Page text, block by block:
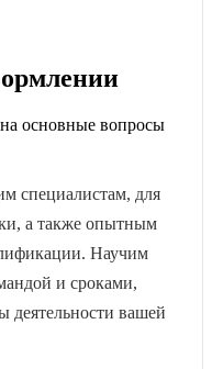
основные вопросы
специалистам, для
а также опытным
Научим
и сроками,
деятельности вашей